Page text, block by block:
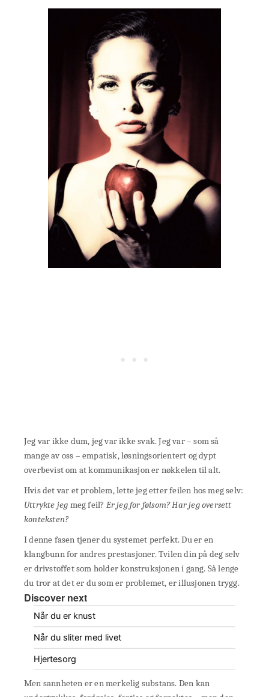
Jeg var ikke dum, jeg var ikke svak. Jeg var – som så
mange av oss – empatisk, løsningsorientert og dypt
overbevist om at kommunikasjon er nøkkelen til alt.
Hvis det var et problem, lette jeg etter feilen hos meg selv:
Uttrykte jeg meg feil? Er jeg for følsom? Har jeg oversett
konteksten?
I denne fasen tjener du systemet perfekt. Du er en
klangbunn for andres prestasjoner. Tvilen din på deg selv
er drivstoffet som holder konstruksjonen i gang. Så lenge
du tror at det er du som er problemet, er illusjonen trygg.
Discover next
Når du er knust
Når du sliter med livet
Hjertesorg
Men sannheten er en merkelig substans. Den kan